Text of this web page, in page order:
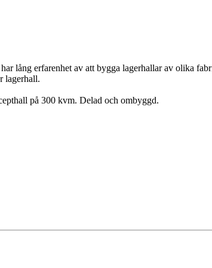
lång erfarenhet av att bygga lagerhallar av olika
lagerhall.
på 300 kvm. Delad och ombyggd.